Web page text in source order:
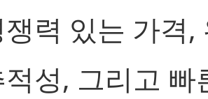
력 있는 가격,
성, 그리고 빠